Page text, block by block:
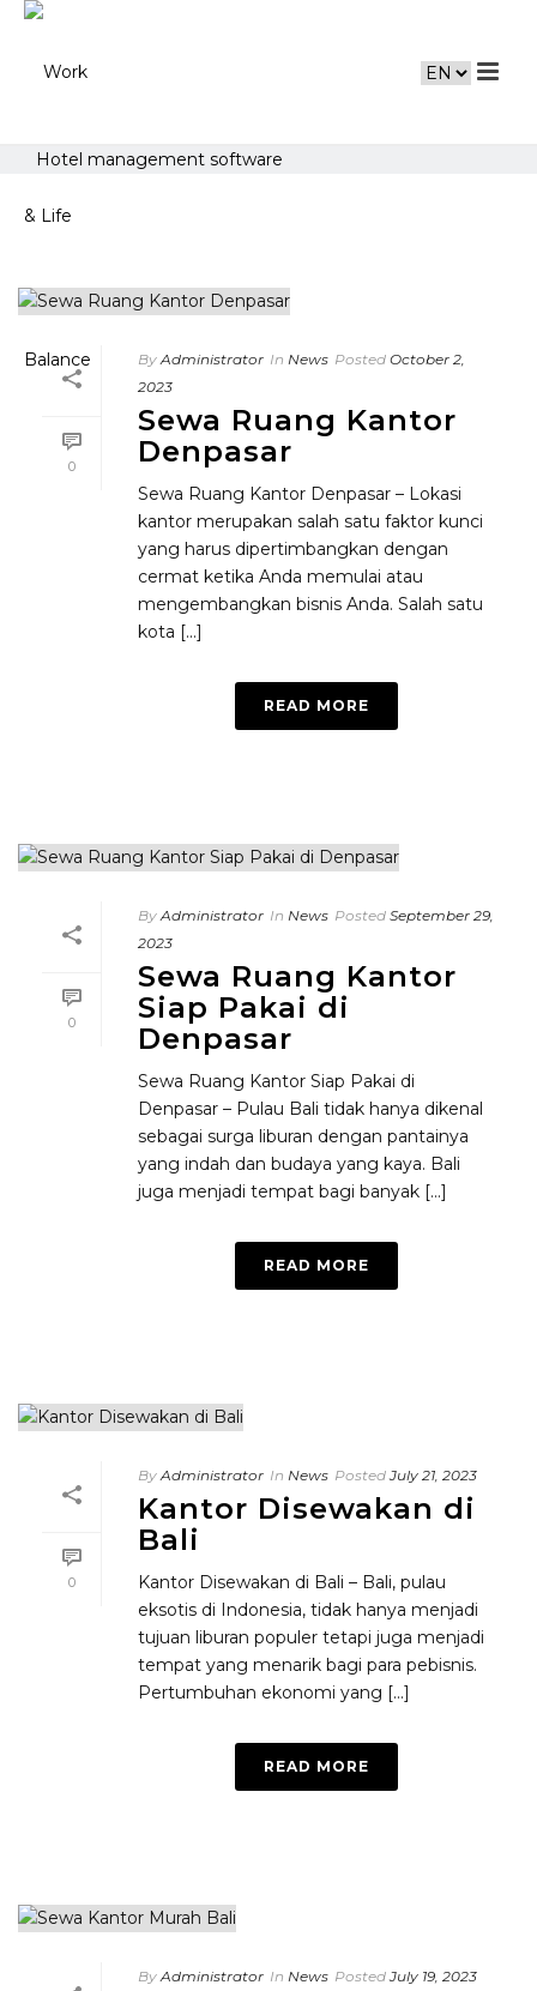
Hotel management software
0
By Administrator In News Posted October 2,
2023
Sewa Ruang Kantor
Denpasar
Sewa Ruang Kantor Denpasar – Lokasi
kantor merupakan salah satu faktor kunci
yang harus dipertimbangkan dengan
cermat ketika Anda memulai atau
mengembangkan bisnis Anda. Salah satu
kota [...]
READ MORE
0
By Administrator In News Posted September 29,
2023
Sewa Ruang Kantor
Siap Pakai di
Denpasar
Sewa Ruang Kantor Siap Pakai di
Denpasar – Pulau Bali tidak hanya dikenal
sebagai surga liburan dengan pantainya
yang indah dan budaya yang kaya. Bali
juga menjadi tempat bagi banyak [...]
READ MORE
0
By Administrator In News Posted July 21, 2023
Kantor Disewakan di
Bali
Kantor Disewakan di Bali – Bali, pulau
eksotis di Indonesia, tidak hanya menjadi
tujuan liburan populer tetapi juga menjadi
tempat yang menarik bagi para pebisnis.
Pertumbuhan ekonomi yang [...]
READ MORE
By Administrator In News Posted July 19, 2023